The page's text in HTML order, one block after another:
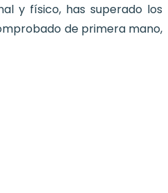
y físico, has superado los
de primera mano,